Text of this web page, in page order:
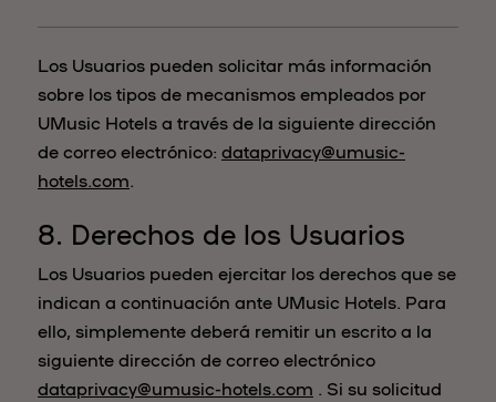
Los Usuarios pueden solicitar más información
sobre los tipos de mecanismos empleados por
UMusic Hotels a través de la siguiente dirección
de correo electrónico: dataprivacy@umusic-
hotels.com.
8. Derechos de los Usuarios
Los Usuarios pueden ejercitar los derechos que se
indican a continuación ante UMusic Hotels. Para
ello, simplemente deberá remitir un escrito a la
siguiente dirección de correo electrónico
dataprivacy@umusic-hotels.com . Si su solicitud